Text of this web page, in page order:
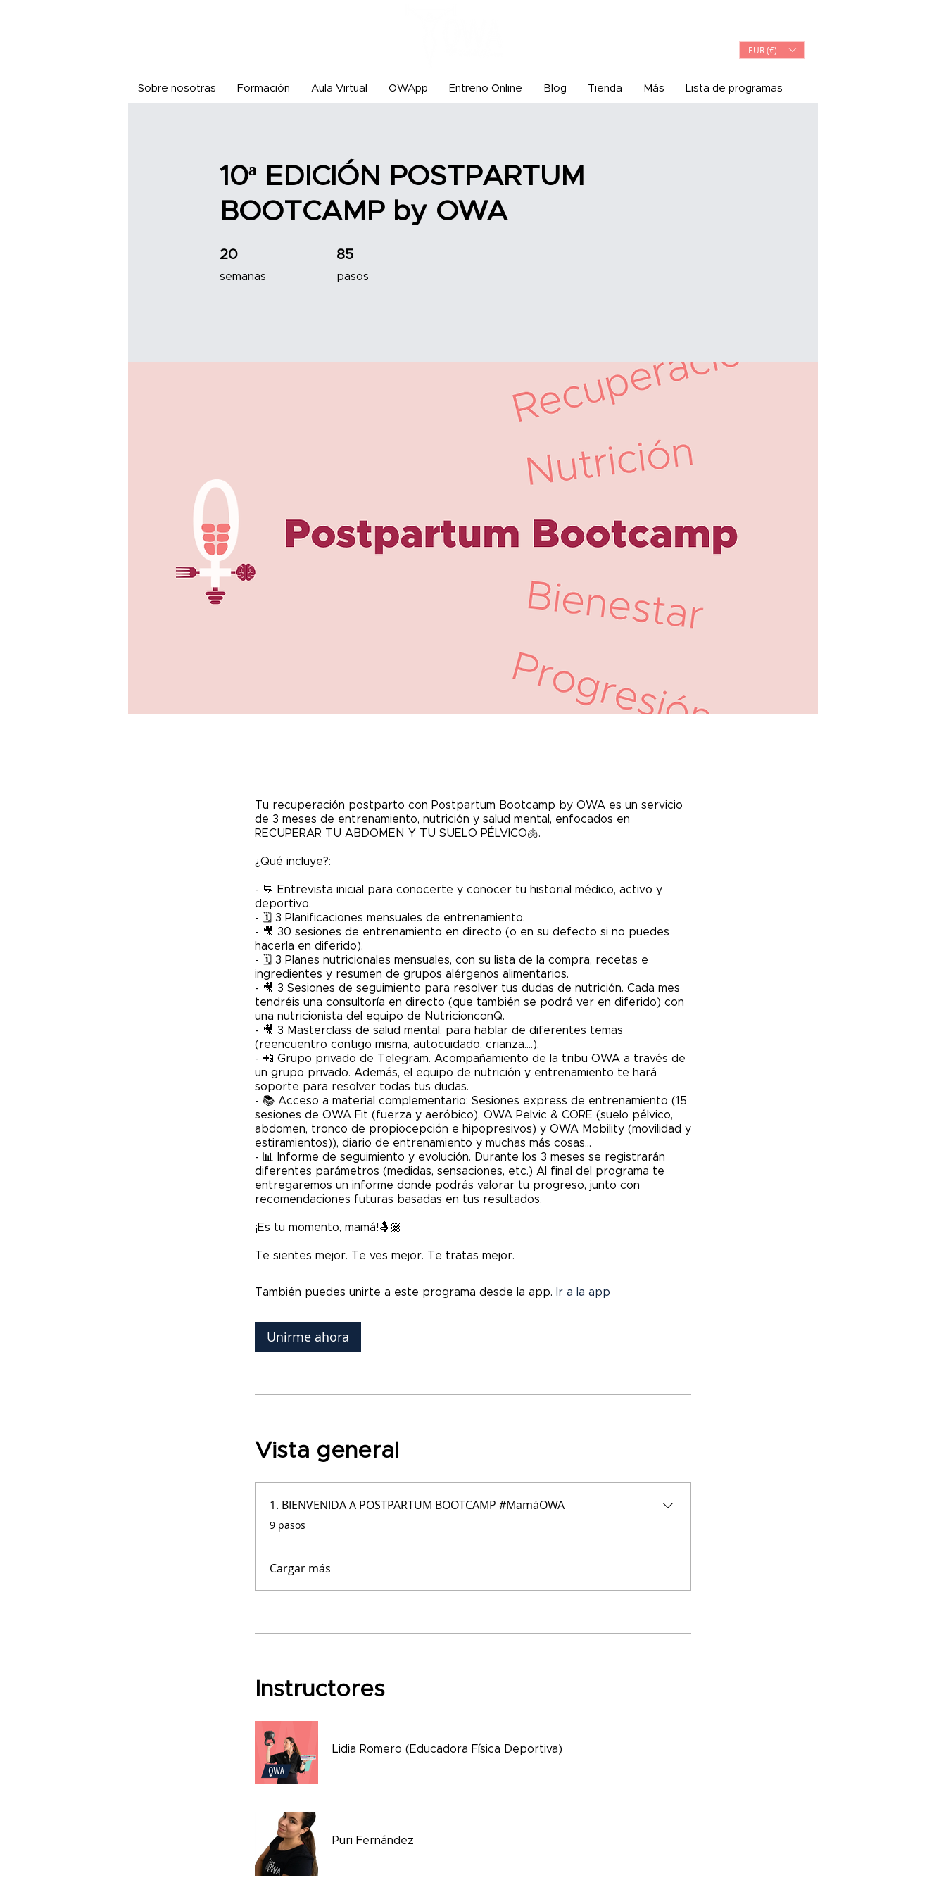
EUR (€)
Sobre nosotras Formación Aula Virtual OWApp Entreno Online Blog Tienda Más Lista de programas
10ª EDICIÓN POSTPARTUM
BOOTCAMP by OWA
20
semanas
20 semanas 85
pasos
85 pasos
Tu recuperación postparto con Postpartum Bootcamp by OWA es un servicio
de 3 meses de entrenamiento, nutrición y salud mental, enfocados en
RECUPERAR TU ABDOMEN Y TU SUELO PÉLVICO🫁.
¿Qué incluye?:
- 💬 Entrevista inicial para conocerte y conocer tu historial médico, activo y
deportivo.
- 🗓️ 3 Planificaciones mensuales de entrenamiento.
- 🎥 30 sesiones de entrenamiento en directo (o en su defecto si no puedes
hacerla en diferido).
- 🗓️ 3 Planes nutricionales mensuales, con su lista de la compra, recetas e
ingredientes y resumen de grupos alérgenos alimentarios.
- 🎥 3 Sesiones de seguimiento para resolver tus dudas de nutrición. Cada mes
tendréis una consultoría en directo (que también se podrá ver en diferido) con
una nutricionista del equipo de NutricionconQ.
- 🎥 3 Masterclass de salud mental, para hablar de diferentes temas
(reencuentro contigo misma, autocuidado, crianza….).
- 📲 Grupo privado de Telegram. Acompañamiento de la tribu OWA a través de
un grupo privado. Además, el equipo de nutrición y entrenamiento te hará
soporte para resolver todas tus dudas.
- 📚 Acceso a material complementario: Sesiones express de entrenamiento (15
sesiones de OWA Fit (fuerza y aeróbico), OWA Pelvic & CORE (suelo pélvico,
abdomen, tronco de propiocepción e hipopresivos) y OWA Mobility (movilidad y
estiramientos)), diario de entrenamiento y muchas más cosas…
- 📊 Informe de seguimiento y evolución. Durante los 3 meses se registrarán
diferentes parámetros (medidas, sensaciones, etc.) Al final del programa te
entregaremos un informe donde podrás valorar tu progreso, junto con
recomendaciones futuras basadas en tus resultados.
¡Es tu momento, mamá!🤱🏽
Te sientes mejor. Te ves mejor. Te tratas mejor.
También puedes unirte a este programa desde la app. Ir a la app
Unirme ahora
Vista general
1. BIENVENIDA A POSTPARTUM BOOTCAMP #MamáOWA
.9 pasos
Cargar más
Instructores
Lidia Romero (Educadora Física Deportiva)
Puri Fernández